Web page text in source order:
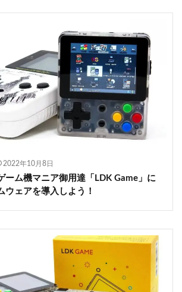
2022年10月8日
ーム機マニア御用達「LDK Game」に
ウェアを導入しよう！